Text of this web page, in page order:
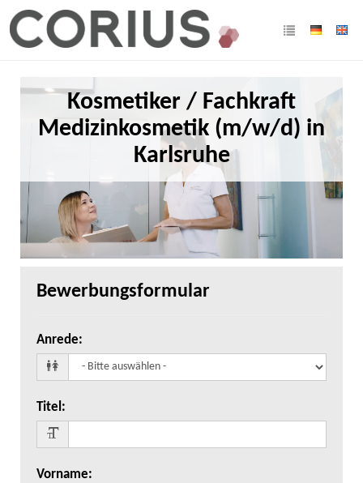
Kosmetiker / Fachkraft
Medizinkosmetik (m/w/d) in
Karlsruhe
Bewerbungsformular
Anrede:
Titel :
Vorname: